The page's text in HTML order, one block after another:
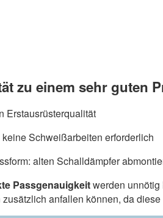
zu einem sehr guten
Erstausrüsterqualität
Schweißarbeiten erforderlich
alten Schalldämpfer
Passgenauigkeitwerden unnötig
anfallen können, da